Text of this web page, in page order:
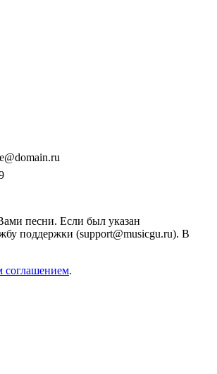
песни. Если был указан
поддержки (support@musicgu.ru). В
соглашением.